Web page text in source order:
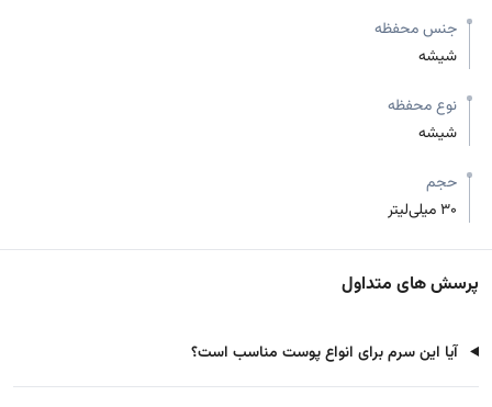
جنس محفظه
شیشه
نوع محفظه
شیشه
حجم
30 میلی‌لیتر
پرسش های متداول
آیا این سرم برای انواع پوست مناسب است؟